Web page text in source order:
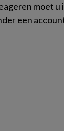
moet
een